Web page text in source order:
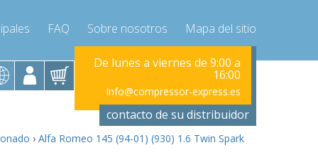
FAQ Sobre nosotros Mapa del sitio
de 9:00 a
16:00
express.es
De lunes a viernes de 9:00 a
16:00
Info@compressor-express.es
De lunes a
contacto de su distribuidor
› Alfa Romeo 145 (94-01) (930) 1.6 Twin Spark